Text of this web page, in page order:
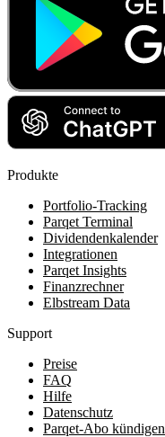
Produkte
Portfolio-Tracking
Parqet Terminal
Dividendenkalender
Integrationen
Parqet Insights
Finanzrechner
Elbstream Data
Support
Preise
FAQ
Hilfe
Datenschutz
Parqet-Abo kündigen